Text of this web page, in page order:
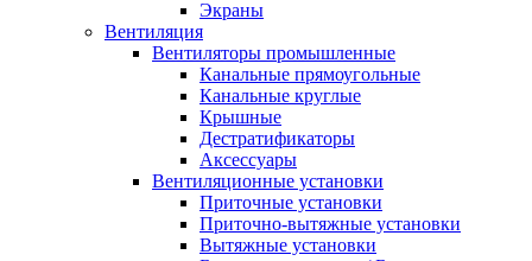
Экраны
Вентиляция
Вентиляторы промышленные
Канальные прямоугольные
Канальные круглые
Крышные
Дестратификаторы
Аксессуары
Вентиляционные установки
Приточные установки
Приточно-вытяжные установки
Вытяжные установки